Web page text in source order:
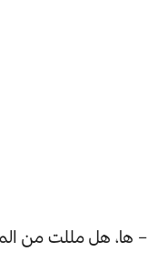
– ها، هل مللت من